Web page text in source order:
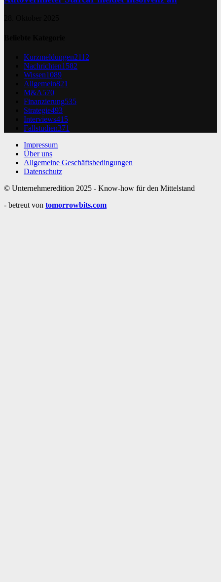
Kurzmeldungen2112
Nachrichten1582
Wissen1089
Allgemein821
M&A570
Finanzierung535
Strategie493
Interviews415
Fallstudien371
Impressum
Über uns
Allgemeine Geschäftsbedingungen
Datenschutz
© Unternehmeredition 2025 - Know-how für den Mittelstand
- betreut von tomorrowbits.com